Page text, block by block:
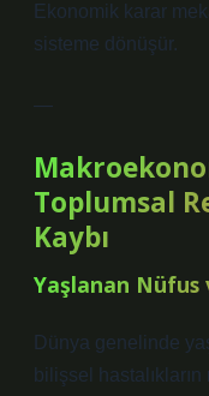
Ekonomik karar
sisteme dönüşür.
—
Toplumsal
Kaybı
Yaşlanan
Dünya genelinde
bilişsel